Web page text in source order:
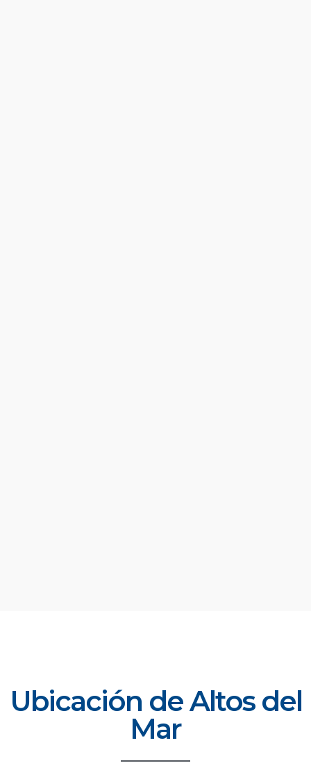
Ubicación de Altos del
Mar